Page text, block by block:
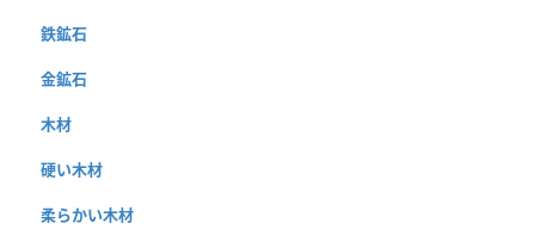
鉄鉱石
金鉱石
木材
硬い木材
柔らかい木材